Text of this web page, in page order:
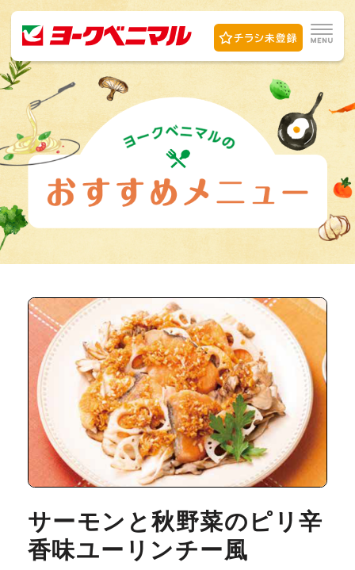
サーモンと秋野菜のピリ辛
香味ユーリンチー風